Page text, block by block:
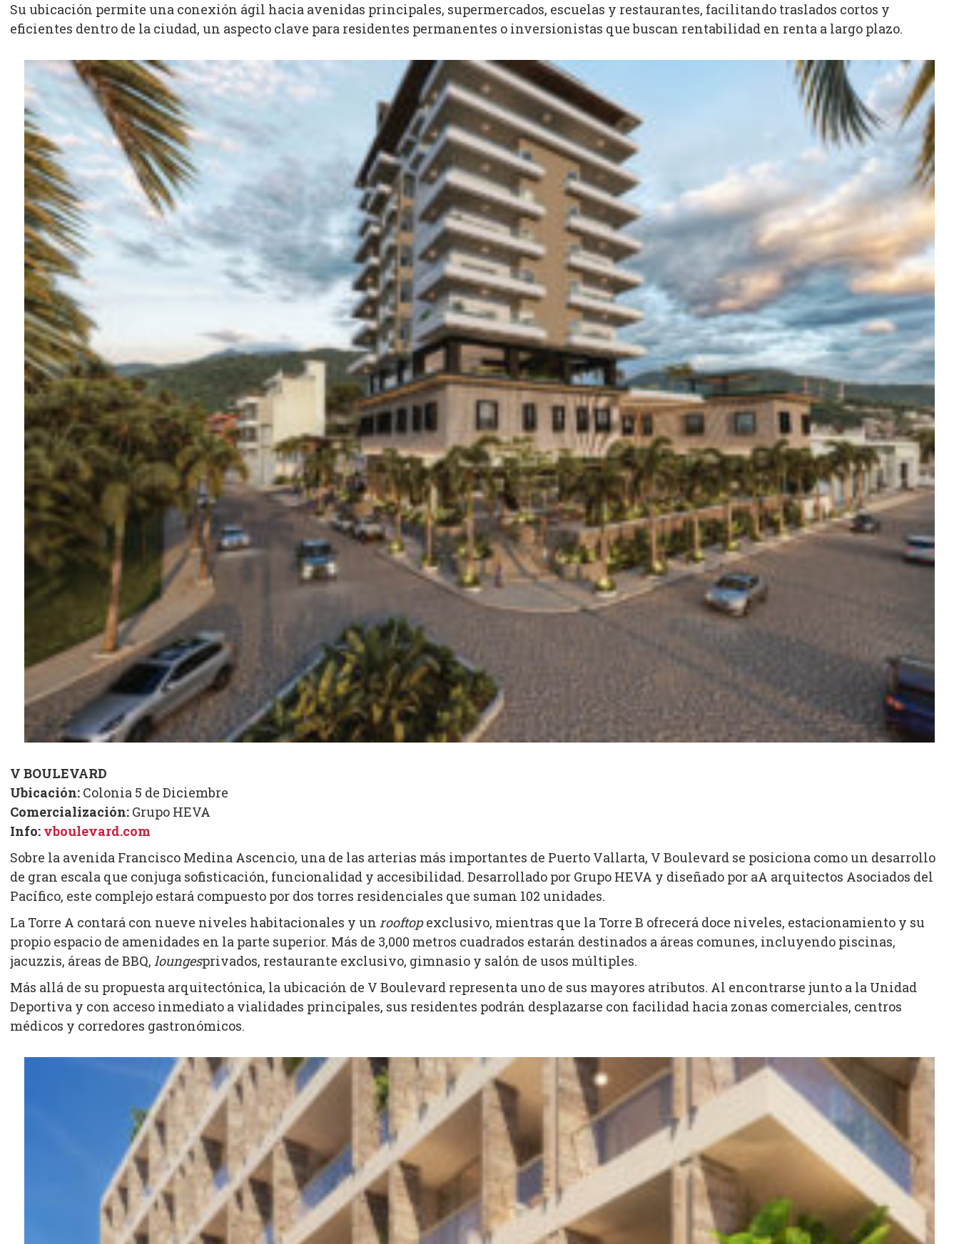
Su ubicación permite una conexión ágil hacia avenidas principales, supermercados, escuelas y restaurantes, facilitando traslados cortos y
eficientes dentro de la ciudad, un aspecto clave para residentes permanentes o inversionistas que buscan rentabilidad en renta a largo plazo.
V BOULEVARD
Ubicación: Colonia 5 de Diciembre
Comercialización: Grupo HEVA
Info: vboulevard.com
Sobre la avenida Francisco Medina Ascencio, una de las arterias más importantes de Puerto Vallarta, V Boulevard se posiciona como un desarrollo
de gran escala que conjuga sofisticación, funcionalidad y accesibilidad. Desarrollado por Grupo HEVA y diseñado por aA arquitectos Asociados del
Pacífico, este complejo estará compuesto por dos torres residenciales que suman 102 unidades.
La Torre A contará con nueve niveles habitacionales y un rooftopexclusivo, mientras que la Torre B ofrecerá doce niveles, estacionamiento y su
propio espacio de amenidades en la parte superior. Más de 3,000 metros cuadrados estarán destinados a áreas comunes, incluyendo piscinas,
jacuzzis, áreas de BBQ, loungesprivados, restaurante exclusivo, gimnasio y salón de usos múltiples.
Más allá de su propuesta arquitectónica, la ubicación de V Boulevard representa uno de sus mayores atributos. Al encontrarse junto a la Unidad
Deportiva y con acceso inmediato a vialidades principales, sus residentes podrán desplazarse con facilidad hacia zonas comerciales, centros
médicos y corredores gastronómicos.